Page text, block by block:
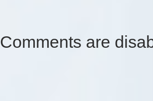
Comments are